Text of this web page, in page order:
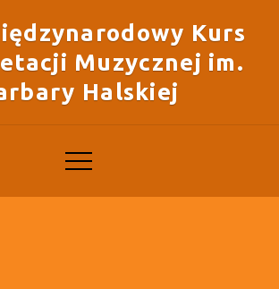
Kurs
Muzycznej im.
Halskiej